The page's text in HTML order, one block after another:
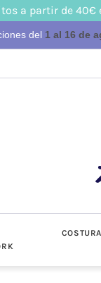
del 1 al 16 de
COSTURA
a partir de 40€